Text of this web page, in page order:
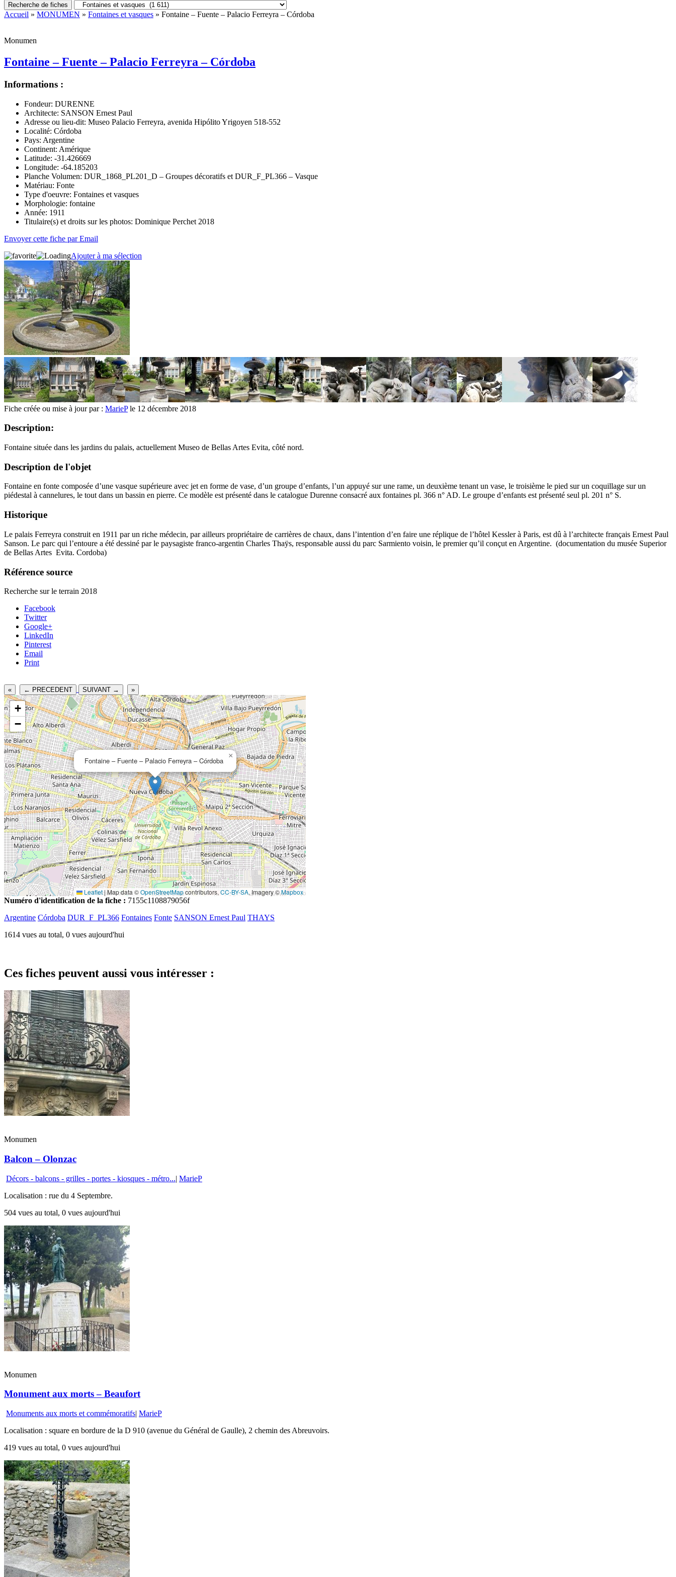
Recherche de fiches
Accueil » MONUMEN » Fontaines et vasques » Fontaine – Fuente – Palacio Ferreyra – Córdoba
Monumen
Fontaine – Fuente – Palacio Ferreyra – Córdoba
Informations :
Fondeur: DURENNE
Architecte: SANSON Ernest Paul
Adresse ou lieu-dit: Museo Palacio Ferreyra, avenida Hipólito Yrigoyen 518-552
Localité: Córdoba
Pays: Argentine
Continent: Amérique
Latitude: -31.426669
Longitude: -64.185203
Planche Volumen: DUR_1868_PL201_D – Groupes décoratifs et DUR_F_PL366 – Vasque
Matériau: Fonte
Type d'oeuvre: Fontaines et vasques
Morphologie: fontaine
Année: 1911
Titulaire(s) et droits sur les photos: Dominique Perchet 2018
Envoyer cette fiche par Email
Ajouter à ma sélection
Fiche créée ou mise à jour par : MariePle 12 décembre 2018
Description:
Fontaine située dans les jardins du palais, actuellement Museo de Bellas Artes Evita, côté nord.
Description de l'objet
Fontaine en fonte composée d’une vasque supérieure avec jet en forme de vase, d’un groupe d’enfants, l’un appuyé sur une rame, un deuxième tenant un vase, le troisième le pied sur un coquillage sur un
piédestal à cannelures, le tout dans un bassin en pierre. Ce modèle est présenté dans le catalogue Durenne consacré aux fontaines pl. 366 n° AD. Le groupe d’enfants est présenté seul pl. 201 n° S.
Historique
Le palais Ferreyra construit en 1911 par un riche médecin, par ailleurs propriétaire de carrières de chaux, dans l’intention d’en faire une réplique de l’hôtel Kessler à Paris, est dû à l’architecte français Ernest Paul
Sanson. Le parc qui l’entoure a été dessiné par le paysagiste franco-argentin Charles Thaÿs, responsable aussi du parc Sarmiento voisin, le premier qu’il conçut en Argentine. (documentation du musée Superior
de Bellas Artes Evita. Cordoba)
Référence source
Recherche sur le terrain 2018
Facebook
Twitter
Google+
LinkedIn
Pinterest
Email
Print
« ← PRECEDENT SUIVANT → »
Fontaine – Fuente – Palacio Ferreyra – Córdoba
×
+
−
Leaflet|Map data ©OpenStreetMapcontributors, CC-BY-SA, Imagery ©Mapbox
Numéro d'identification de la fiche : 7155c1108879056f
Argentine Córdoba DUR_F_PL366 Fontaines Fonte SANSON Ernest Paul THAYS
1614 vues au total, 0 vues aujourd'hui
Ces fiches peuvent aussi vous intéresser :
Monumen
Balcon – Olonzac
Décors - balcons - grilles - portes - kiosques - métro...| MarieP
Localisation : rue du 4 Septembre.
504 vues au total, 0 vues aujourd'hui
Monumen
Monument aux morts – Beaufort
Monuments aux morts et commémoratifs| MarieP
Localisation : square en bordure de la D 910 (avenue du Général de Gaulle), 2 chemin des Abreuvoirs.
419 vues au total, 0 vues aujourd'hui